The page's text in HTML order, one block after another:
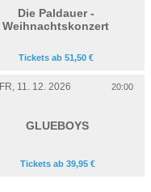
Die Paldauer -
Weihnachtskonzert
Tickets ab 51,50 €
FR, 11. 12. 2026 20:00
GLUEBOYS
Tickets ab 39,95 €